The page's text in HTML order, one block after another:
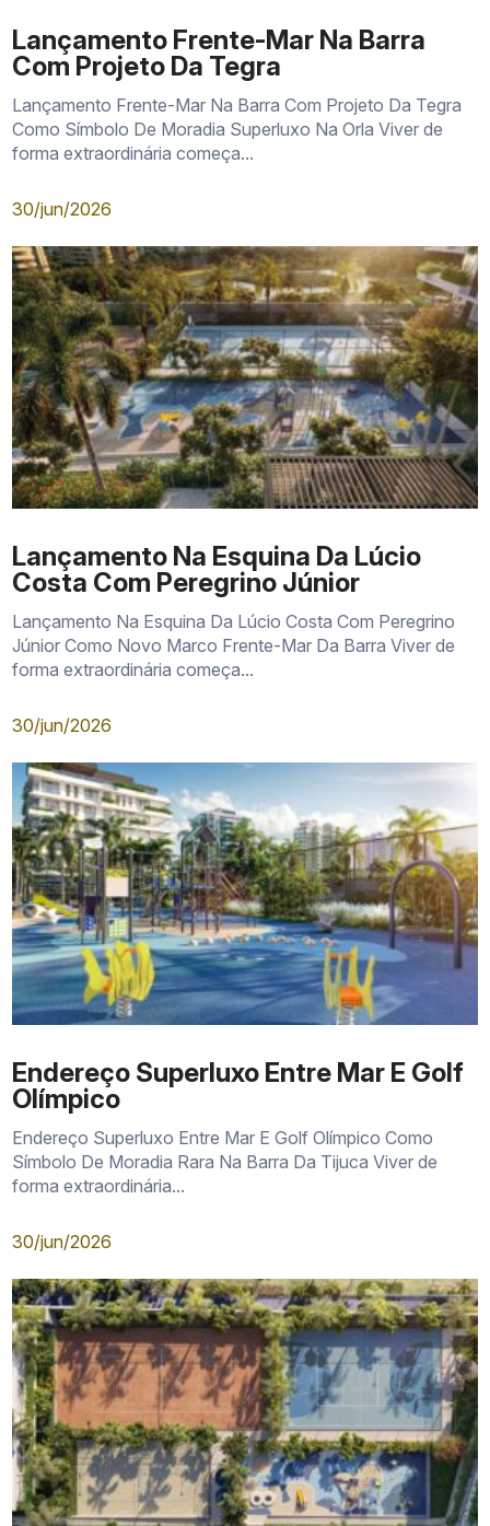
Lançamento Frente-Mar Na Barra
Com Projeto Da Tegra
Lançamento Frente-Mar Na Barra Com Projeto Da Tegra
Como Símbolo De Moradia Superluxo Na Orla Viver de
forma extraordinária começa...
30/jun/2026
Lançamento Na Esquina Da Lúcio
Costa Com Peregrino Júnior
Lançamento Na Esquina Da Lúcio Costa Com Peregrino
Júnior Como Novo Marco Frente-Mar Da Barra Viver de
forma extraordinária começa...
30/jun/2026
Endereço Superluxo Entre Mar E Golf
Olímpico
Endereço Superluxo Entre Mar E Golf Olímpico Como
Símbolo De Moradia Rara Na Barra Da Tijuca Viver de
forma extraordinária...
30/jun/2026